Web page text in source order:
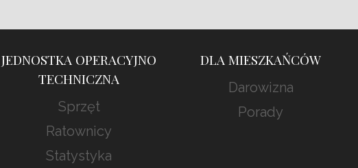
JEDNOSTKA OPERACYJNO
TECHNICZNA
Sprzęt
Ratownicy
Statystyka
DLA MIESZKAŃCÓW
Darowizna
Porady